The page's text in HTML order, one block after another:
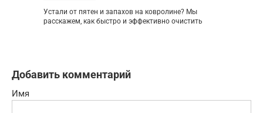
Устали от пятен и запахов на ковролине? Мы
расскажем, как быстро и эффективно очистить
Добавить комментарий
Имя